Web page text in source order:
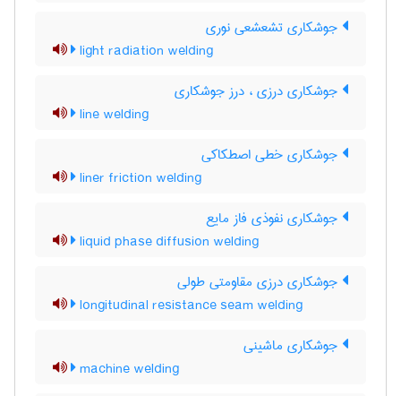
جوشکاری تشعشعی نوری
light radiation welding
جوشکاری درزی ، درز جوشکاری
line welding
جوشکاری خطی اصطکاکی
liner friction welding
جوشکاری نفوذی فاز مایع
liquid phase diffusion welding
جوشکاری درزی مقاومتی طولی
longitudinal resistance seam welding
جوشکاری ماشینی
machine welding